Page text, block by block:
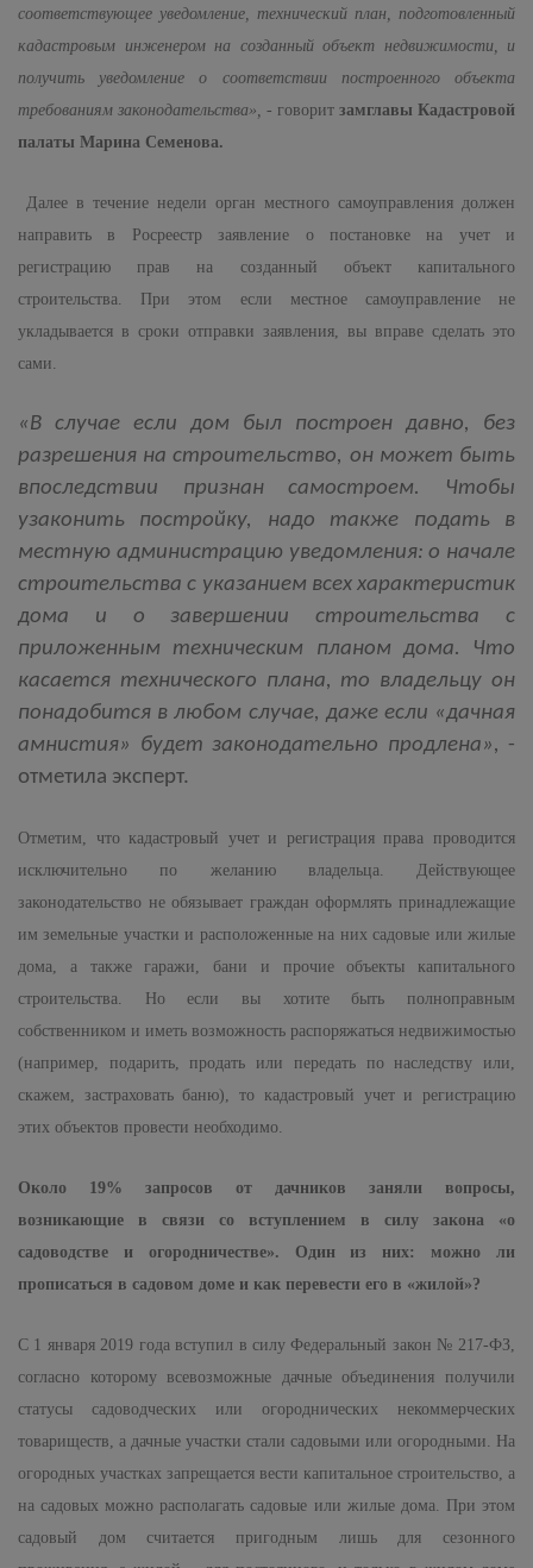
соответствующее уведомление, технический план, подготовленный
кадастровым инженером на созданный объект недвижимости, и
получить уведомление о соответствии построенного объекта
требованиям законодательства», - говорит замглавы Кадастровой
палаты Марина Семенова.
Далее в течение недели орган местного самоуправления должен
направить в Росреестр заявление о постановке на учет и
регистрацию прав на созданный объект капитального
строительства. При этом если местное самоуправление не
укладывается в сроки отправки заявления, вы вправе сделать это
сами.
«В случае если дом был построен давно, без
разрешения на строительство, он может быть
впоследствии признан самостроем. Чтобы
узаконить постройку, надо также подать в
местную администрацию уведомления: о начале
строительства с указанием всех характеристик
дома и о завершении строительства с
приложенным техническим планом дома. Что
касается технического плана, то владельцу он
понадобится в любом случае, даже если «дачная
амнистия» будет законодательно продлена», -
отметила эксперт.
Отметим, что кадастровый учет и регистрация права проводится
исключительно по желанию владельца. Действующее
законодательство не обязывает граждан оформлять принадлежащие
им земельные участки и расположенные на них садовые или жилые
дома, а также гаражи, бани и прочие объекты капитального
строительства.
Но если вы хотите быть полноправным
собственником и иметь возможность распоряжаться недвижимостью
(например, подарить, продать или передать по наследству или,
скажем, застраховать баню), то кадастровый учет и регистрацию
этих объектов провести необходимо.
Около 19% запросов от дачников заняли вопросы,
возникающие в связи со вступлением в силу закона «о
садоводстве и огородничестве». Один из них: можно ли
прописаться в садовом доме и как перевести его в «жилой»?
С 1 января 2019 года вступил в силу Федеральный закон № 217-ФЗ,
согласно которому всевозможные дачные объединения получили
статусы садоводческих или огороднических некоммерческих
товариществ, а дачные участки стали садовыми или огородными. На
огородных участках запрещается вести капитальное строительство, а
на садовых можно располагать садовые или жилые дома. При этом
садовый дом считается пригодным лишь для сезонного